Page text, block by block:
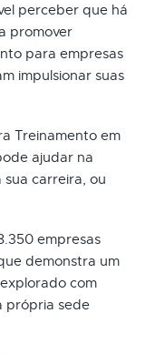
perceber que há
promover
para empresas
impulsionar suas
Treinamento em
ajudar na
sua carreira, ou
empresas
demonstra um
com
própria sede